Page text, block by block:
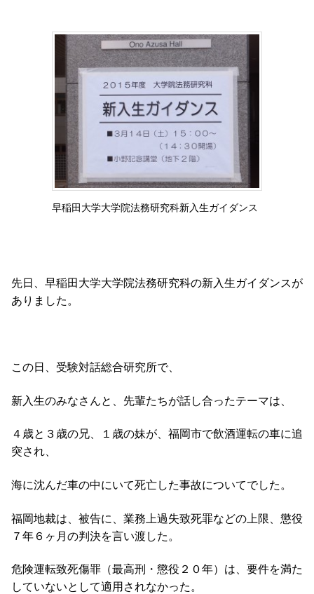
早稲田大学大学院法務研究科新入生ガイダンス
先日、早稲田大学大学院法務研究科の新入生ガイダンスが
ありました。
この日、受験対話総合研究所で、
新入生のみなさんと、先輩たちが話し合ったテーマは、
４歳と３歳の兄、１歳の妹が、福岡市で飲酒運転の車に追
突され、
海に沈んだ車の中にいて死亡した事故についてでした。
福岡地裁は、被告に、業務上過失致死罪などの上限、懲役
７年６ヶ月の判決を言い渡した。
危険運転致死傷罪（最高刑・懲役２０年）は、要件を満た
していないとして適用されなかった。